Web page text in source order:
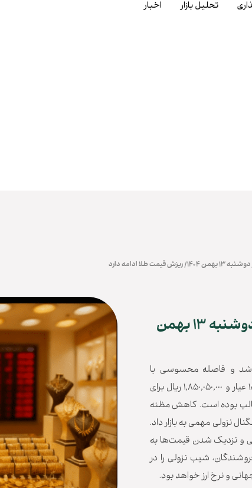
تحلیل بازار اخبار
قیمت طلا ۱۸ عیار و قیمت سکه امروز دوشنبه ۱۳ بهمن
شد و فاصله محسوسی با
سقف‌های روزانه ایجاد کرد. ثبت 180,172,000 ریال برای طلای 18 عیار و 1,850,050,000 ریال برای
بوده است. کاهش مظنه
افت آبشده نقدی به 788,030,000 ریال سیگنال نزولی مهمی به بازار داد.
و نزدیک شدن قیمت‌ها به
شیب نزولی را در
و نرخ ارز خواهد بود.